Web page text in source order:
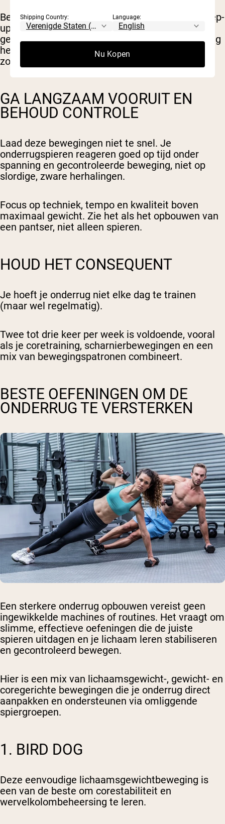
Bewegingen zoals heupstoten, bilbruggen en step-
ups helpen je achterste keten te versterken en
geven je onderrug de ondersteuning die het nodig
heeft, vooral tijdens heupgerichte oefeningen
zoals deadlifts en cleans.
GA LANGZAAM VOORUIT EN
BEHOUD CONTROLE
Laad deze bewegingen niet te snel. Je
onderrugspieren reageren goed op tijd onder
spanning en gecontroleerde beweging, niet op
slordige, zware herhalingen.
Focus op techniek, tempo en kwaliteit boven
maximaal gewicht. Zie het als het opbouwen van
een pantser, niet alleen spieren.
HOUD HET CONSEQUENT
Je hoeft je onderrug niet elke dag te trainen
(maar wel regelmatig).
Twee tot drie keer per week is voldoende, vooral
als je coretraining, scharnierbewegingen en een
mix van bewegingspatronen combineert.
BESTE OEFENINGEN OM DE
ONDERRUG TE VERSTERKEN
Een sterkere onderrug opbouwen vereist geen
ingewikkelde machines of routines. Het vraagt om
slimme, effectieve oefeningen die de juiste
spieren uitdagen en je lichaam leren stabiliseren
en gecontroleerd bewegen.
Hier is een mix van lichaamsgewicht-, gewicht- en
coregerichte bewegingen die je onderrug direct
aanpakken en ondersteunen via omliggende
spiergroepen.
1. BIRD DOG
Deze eenvoudige lichaamsgewichtbeweging is
een van de beste om corestabiliteit en
wervelkolombeheersing te leren.
Shipping Country: Language:
Nu Kopen